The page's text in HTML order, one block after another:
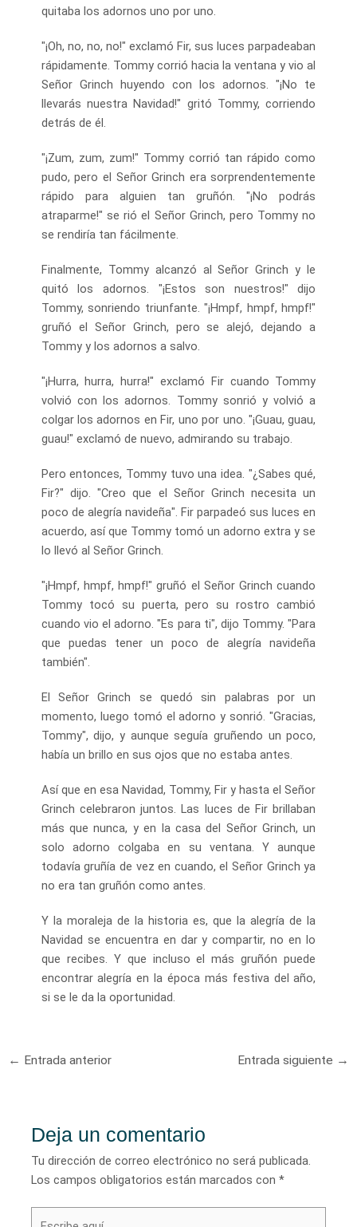
quitaba los adornos uno por uno.
"¡Oh, no, no, no!" exclamó Fir, sus luces parpadeaban
rápidamente. Tommy corrió hacia la ventana y vio al
Señor Grinch huyendo con los adornos. "¡No te
llevarás nuestra Navidad!" gritó Tommy, corriendo
detrás de él.
"¡Zum, zum, zum!" Tommy corrió tan rápido como
pudo, pero el Señor Grinch era sorprendentemente
rápido para alguien tan gruñón. "¡No podrás
atraparme!" se rió el Señor Grinch, pero Tommy no
se rendiría tan fácilmente.
Finalmente, Tommy alcanzó al Señor Grinch y le
quitó los adornos. "¡Estos son nuestros!" dijo
Tommy, sonriendo triunfante. "¡Hmpf, hmpf, hmpf!"
gruñó el Señor Grinch, pero se alejó, dejando a
Tommy y los adornos a salvo.
"¡Hurra, hurra, hurra!" exclamó Fir cuando Tommy
volvió con los adornos. Tommy sonrió y volvió a
colgar los adornos en Fir, uno por uno. "¡Guau, guau,
guau!" exclamó de nuevo, admirando su trabajo.
Pero entonces, Tommy tuvo una idea. "¿Sabes qué,
Fir?" dijo. "Creo que el Señor Grinch necesita un
poco de alegría navideña". Fir parpadeó sus luces en
acuerdo, así que Tommy tomó un adorno extra y se
lo llevó al Señor Grinch.
"¡Hmpf, hmpf, hmpf!" gruñó el Señor Grinch cuando
Tommy tocó su puerta, pero su rostro cambió
cuando vio el adorno. "Es para ti", dijo Tommy. "Para
que puedas tener un poco de alegría navideña
también".
El Señor Grinch se quedó sin palabras por un
momento, luego tomó el adorno y sonrió. "Gracias,
Tommy", dijo, y aunque seguía gruñendo un poco,
había un brillo en sus ojos que no estaba antes.
Así que en esa Navidad, Tommy, Fir y hasta el Señor
Grinch celebraron juntos. Las luces de Fir brillaban
más que nunca, y en la casa del Señor Grinch, un
solo adorno colgaba en su ventana. Y aunque
todavía gruñía de vez en cuando, el Señor Grinch ya
no era tan gruñón como antes.
Y la moraleja de la historia es, que la alegría de la
Navidad se encuentra en dar y compartir, no en lo
que recibes. Y que incluso el más gruñón puede
encontrar alegría en la época más festiva del año,
si se le da la oportunidad.
Navegación
← Entrada anterior Entrada siguiente →
Deja un comentario
Tu dirección de correo electrónico no será publicada.
Los campos obligatorios están marcados con*